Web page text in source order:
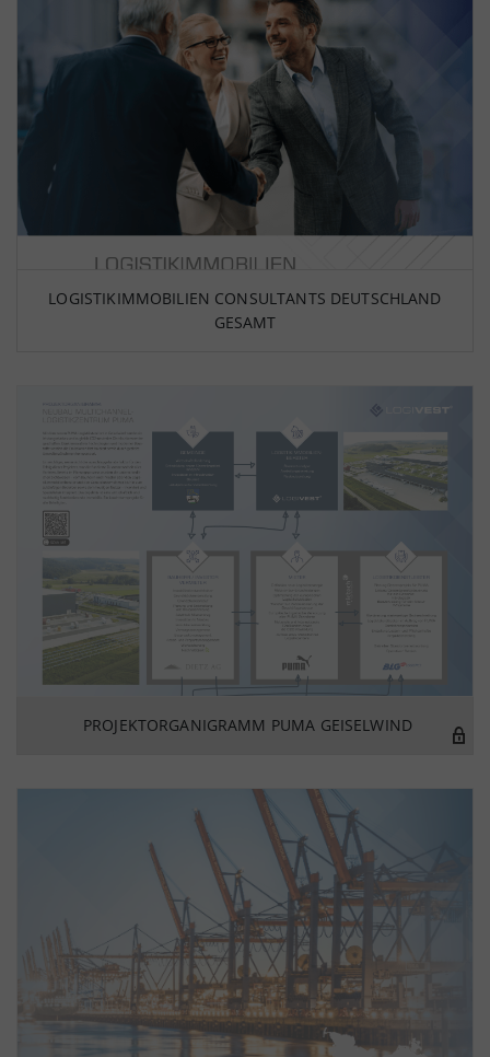
LOGISTIKIMMOBILIEN CONSULTANTS DEUTSCHLAND
GESAMT
PROJEKTORGANIGRAMM PUMA GEISELWIND